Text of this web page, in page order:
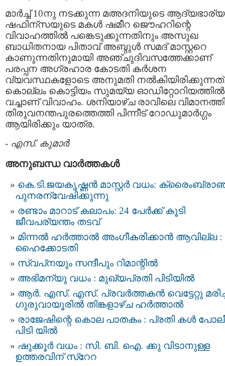
മാര്‍ച്ച് 10നു നടക്കുന്ന മഅദനിയുടെ ആദ്യഭാര്യ
ഷഫിന്സയുടെ മകള്‍ ഷമീറ ജൌഹറിന്റെ
വിവാഹത്തില്‍ പങ്കെടുക്കുന്നതിനും അസുഖ
ബാധിതനായ പിതാവ് അബ്ദുള്‍ സമദ് മാസ്റ്ററെ
കാണുന്നതിനുമായി അഞ്ചുദിവസത്തേക്കാണ്
പരപ്പന അഗ്രഹാര കോടതി കര്‍ശന
വ്യവസ്ഥകളോടെ അനുമതി
കൊല്ലം കൊട്ടിയം സുമയ്യ ഓഡിറ്റോറിയത്തില്‍
വച്ചാണ് വിവാഹം. ശനിയാഴ്ച രാവിലെ
തിരുവനന്തപുരത്തെത്തി പിന്നീട് റോഡുമാര്‍ഗ്ഗം
ആയിരിക്കും യാത്ര.
- എസ്. കുമാര്‍
അനുബന്ധ വാര്‍ത്തകള്‍
കെ.ടി.ജയകൃഷ്ണന്‍ മാസ്റ്റര്‍ വധം:
പുനരന്വേഷിക്കുന്നു
രണ്ടാം മാറാട് കലാപം: 24 പേര്‍ക്ക് കൂടി
ജീവപര്യന്തം തടവ്
മിന്നല്‍ ഹര്‍ത്താല്‍ അംഗീകരിക്കാന്‍ ആവില്ല :
ഹൈക്കോടതി
സ്വപ്‍നയും സന്ദീപും റിമാന്റിൽ
അഭിമന്യു വധം : മുഖ്യപ്രതി പിടിയിൽ
ആർ. എസ്​. എസ്.​ പ്രവർത്തകന്‍ വെട്ടേറ്റു
ഗുരുവായൂരിൽ തിങ്കളാഴ്ച ഹർത്താൽ
രാജേഷിന്റെ കൊല പാതകം : പ്രതി കള്‍
പിടി യില്‍
ഷുക്കൂർ വധം​ : സി. ബി. ഐ. ക്കു​ വിടാനുള്ള
ഉത്തരവിന്​ സ്​റേറ